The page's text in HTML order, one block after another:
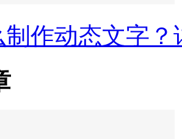
制作动态文字